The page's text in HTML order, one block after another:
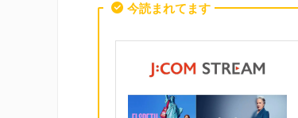
今読まれてます